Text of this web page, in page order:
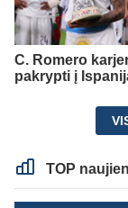
C. Romero
pakrypti į
TOP